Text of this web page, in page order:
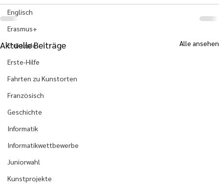
Englisch
Erasmus+
Erdkunde
Erste-Hilfe
Fahrten zu Kunstorten
Französisch
Geschichte
Informatik
Informatikwettbewerbe
Juniorwahl
Kunstprojekte
Aktuelle Beiträge Alle ansehen